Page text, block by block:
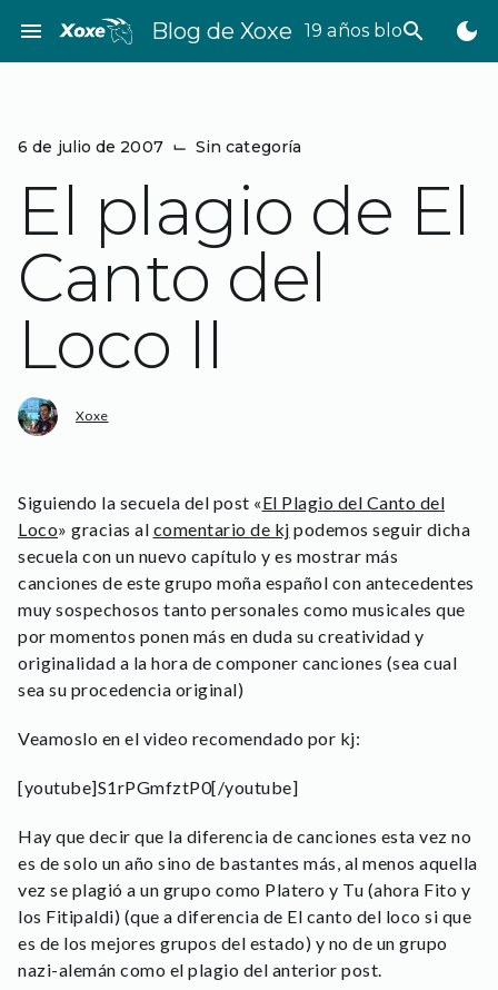
contenido
menu Blog de Xoxe 19 años bloggeando
search dark_mode
6 de julio de 2007 ⌙ Sin categoría
El plagio de El
Canto del
Loco II
Xoxe
Siguiendo la secuela del post «El Plagio del Canto del
Loco» gracias al comentario de kj podemos seguir dicha
secuela con un nuevo capítulo y es mostrar más
canciones de este grupo moña español con antecedentes
muy sospechosos tanto personales como musicales que
por momentos ponen más en duda su creatividad y
originalidad a la hora de componer canciones (sea cual
sea su procedencia original)
Veamoslo en el video recomendado por kj:
[youtube]S1rPGmfztP0[/youtube]
Hay que decir que la diferencia de canciones esta vez no
es de solo un año sino de bastantes más, al menos aquella
vez se plagió a un grupo como Platero y Tu (ahora Fito y
los Fitipaldi) (que a diferencia de El canto del loco si que
es de los mejores grupos del estado) y no de un grupo
nazi-alemán como el plagio del anterior post.